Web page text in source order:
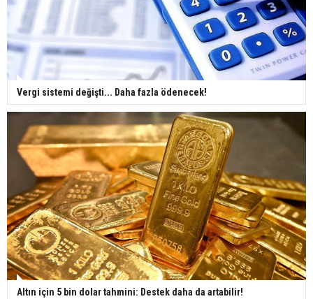
Vergi sistemi değişti... Daha fazla ödenecek!
Altın için 5 bin dolar tahmini: Destek daha da artabilir!